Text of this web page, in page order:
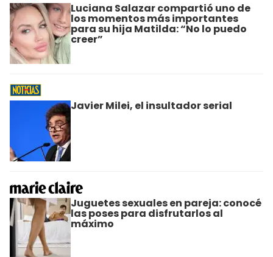
Luciana Salazar compartió uno de
los momentos más importantes
para su hija Matilda: “No lo puedo
creer”
Javier Milei, el insultador serial
Juguetes sexuales en pareja: conocé
las poses para disfrutarlos al
máximo